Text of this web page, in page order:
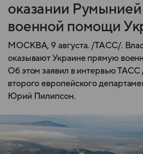
оказании
военной помощи
МОСКВА, 9 августа. /ТАСС/.
оказывают Украине прямую
Об этом заявил в интервью ТАСС
второго европейского
Юрий Пилипсон.